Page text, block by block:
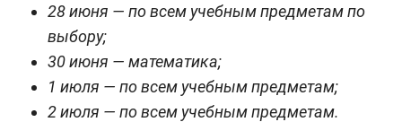
28 июня — по всем учебным предметам по
выбору;
30 июня — математика;
1 июля — по всем учебным предметам;
2 июля — по всем учебным предметам.